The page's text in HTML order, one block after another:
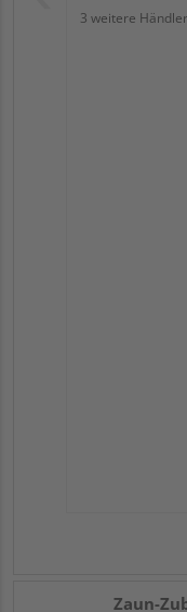
3 weitere Händler
Zaun-